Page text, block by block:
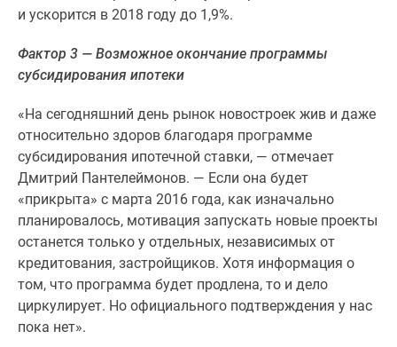
Дзен
места
Апартаменты
#траншевая
#рассрочка
ипотека
Квартиры
Видео
и ускорится в 2018 году до 1,9%.
Фактор 3 — Возможное окончание программы
субсидирования ипотеки
«На сегодняшний день рынок новостроек жив и даже
относительно здоров благодаря программе
субсидирования ипотечной ставки, — отмечает
Дмитрий Пантелеймонов. — Если она будет
«прикрыта» с марта 2016 года, как изначально
планировалось, мотивация запускать новые проекты
останется только у отдельных, независимых от
кредитования, застройщиков. Хотя информация о
том, что программа будет продлена, то и дело
циркулирует. Но официального подтверждения у нас
пока нет».